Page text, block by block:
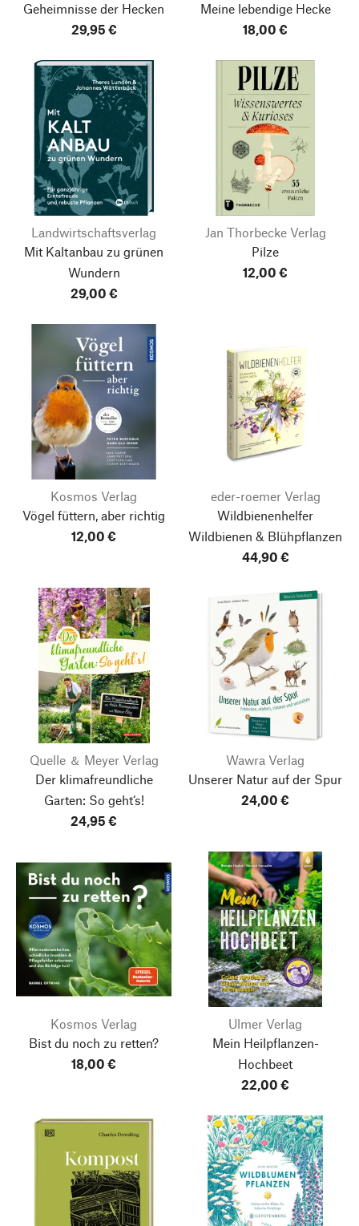
Geheimnisse der Hecken
29,95 €
Meine lebendige Hecke
18,00 €
Landwirtschaftsverlag
Mit Kaltanbau zu grünen
Wundern
29,00 €
Jan Thorbecke Verlag
Pilze
12,00 €
Kosmos Verlag
Vögel füttern, aber richtig
12,00 €
eder-roemer Verlag
Wildbienenhelfer
Wildbienen & Blühpflanzen
44,90 €
Quelle ＆ Meyer Verlag
Der klimafreundliche
Garten: So geht‘s!
24,95 €
Wawra Verlag
Unserer Natur auf der Spur
24,00 €
Kosmos Verlag
Bist du noch zu retten?
18,00 €
Ulmer Verlag
Mein Heilpflanzen-
Hochbeet
22,00 €